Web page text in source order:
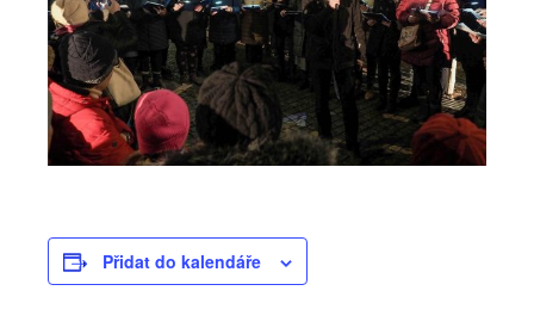
Přidat do kalendáře